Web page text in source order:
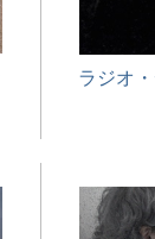
ラジオ